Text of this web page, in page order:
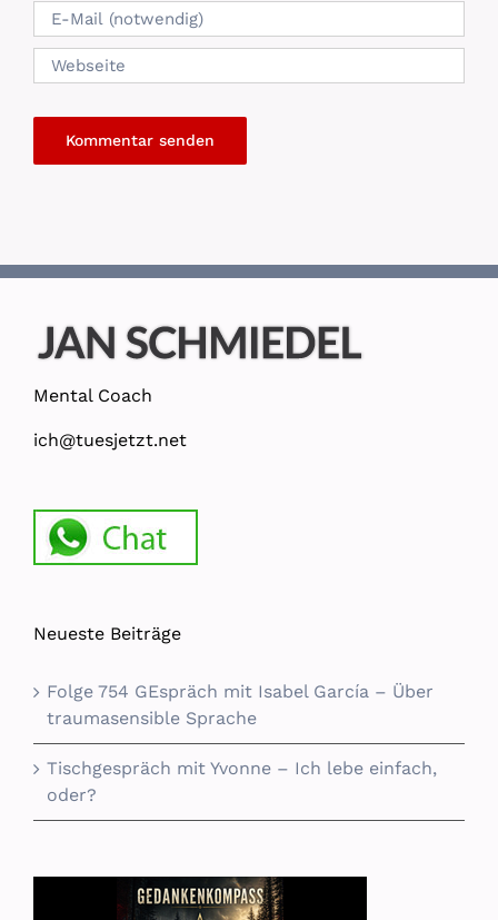
Mental Coach
ich@tuesjetzt.net
Neueste Beiträge
Folge 754 GEspräch mit Isabel García – Über
traumasensible Sprache
Tischgespräch mit Yvonne – Ich lebe einfach,
oder?